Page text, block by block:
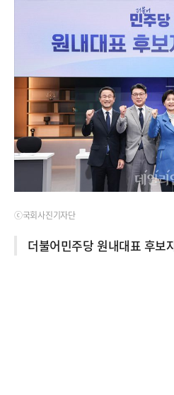
ⓒ국회사진기자단
더불어민주당 원내대표 후보